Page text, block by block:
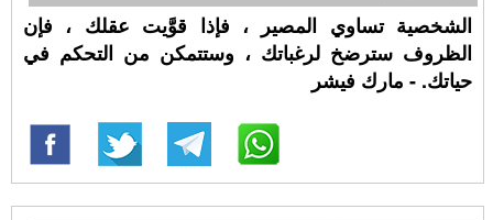
الشخصية تساوي المصير ، فإذا قوَّيت عقلك ، فإن
الظروف سترضخ لرغباتك ، وستتمكن من التحكم في
حياتك. - مارك فيشر